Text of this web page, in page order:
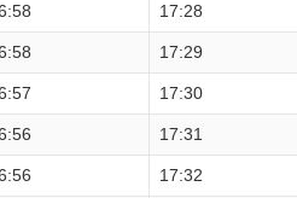
17:28
17:29
17:30
17:31
17:32